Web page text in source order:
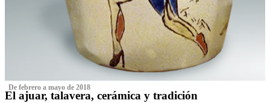
‌ De febrero a mayo de 2018
El ajuar, talavera, cerámica y tradición